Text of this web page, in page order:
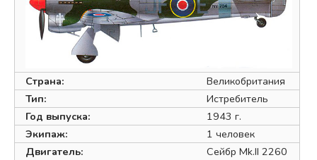
Страна:
Великобритания
Тип:
Истребитель
Год выпуска:
1943 г.
Экипаж:
1 человек
Двигатель:
Сейбр Mk.II 2260